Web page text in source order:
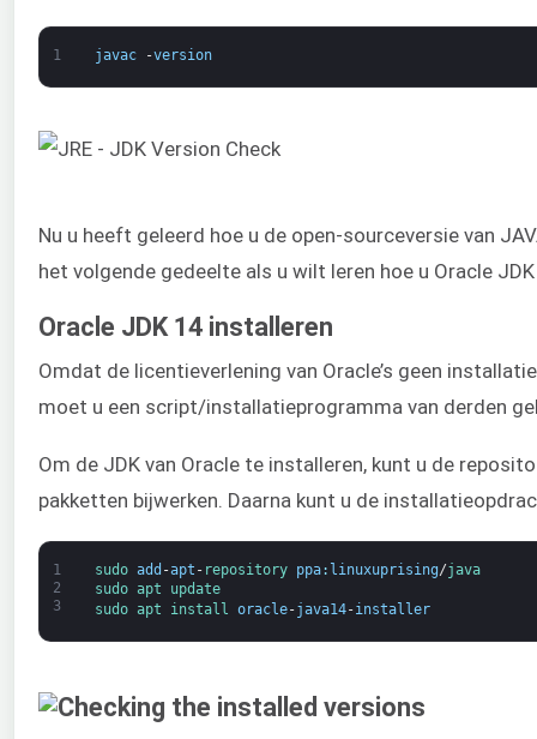
1 javac -version
Nu u heeft geleerd hoe u de open-sourceversie van
het volgende gedeelte als u wilt leren hoe u Oracle
Oracle JDK 14 installeren
Omdat de licentieverlening van Oracle’s geen
moet u een script/installatieprogramma van derden
Om de JDK van Oracle te installeren, kunt u de
pakketten bijwerken. Daarna kunt u de
1
2
3
sudo add -apt - repository ppa: linuxuprising/java
sudo apt
update
sudo apt install oracle-java14-installer